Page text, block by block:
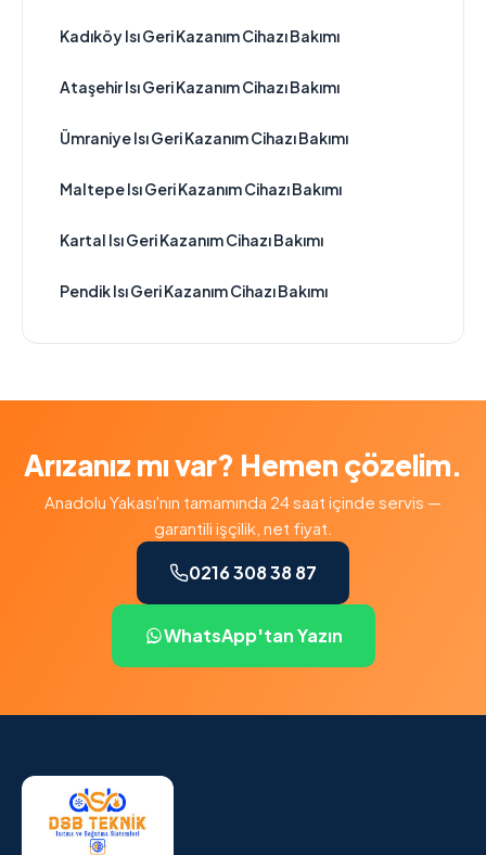
Kadıköy Isı Geri Kazanım Cihazı Bakımı
Ataşehir Isı Geri Kazanım Cihazı Bakımı
Ümraniye Isı Geri Kazanım Cihazı Bakımı
Maltepe Isı Geri Kazanım Cihazı Bakımı
Kartal Isı Geri Kazanım Cihazı Bakımı
Pendik Isı Geri Kazanım Cihazı Bakımı
Arızanız mı var? Hemen çözelim.
Anadolu Yakası'nın tamamında 24 saat içinde servis —
garantili işçilik, net fiyat.
0216 308 38 87
WhatsApp'tan Yazın